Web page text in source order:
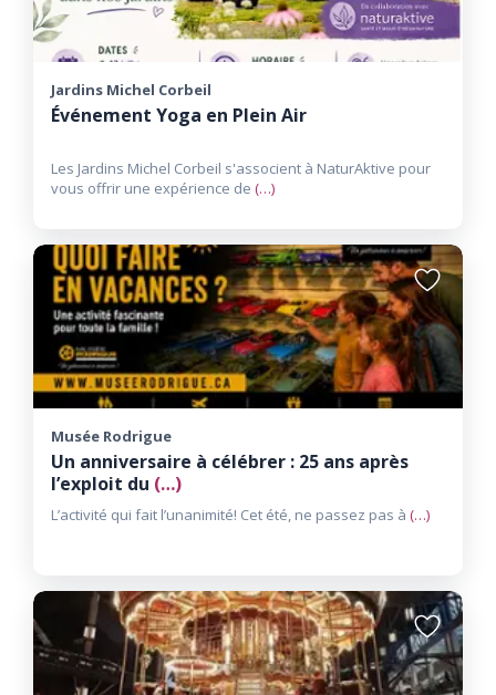
Jardins Michel Corbeil
Événement Yoga en Plein Air
Les Jardins Michel Corbeil s'associent à NaturAktive pour
vous offrir une expérience de (…)
Ajouter
aux
favoris
Musée Rodrigue
Un anniversaire à célébrer : 25 ans après
l’exploit du (…)
L’activité qui fait l’unanimité​! Cet été, ne passez pas à (…)
Ajouter
aux
favoris